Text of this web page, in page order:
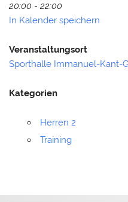
20:00 - 22:00
In Kalender speichern
Veranstaltungsort
Sporthalle Immanuel-Kant-
Kategorien
Herren 2
Training